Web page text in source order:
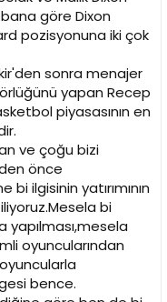
göre Dixon
pozisyonuna iki çok
sonra menajer
yapan Recep
piyasasının en
ve çoğu bizi
önce
ilgisinin yatırımının
bi
yapılması,mesela
oyuncularından
bence.